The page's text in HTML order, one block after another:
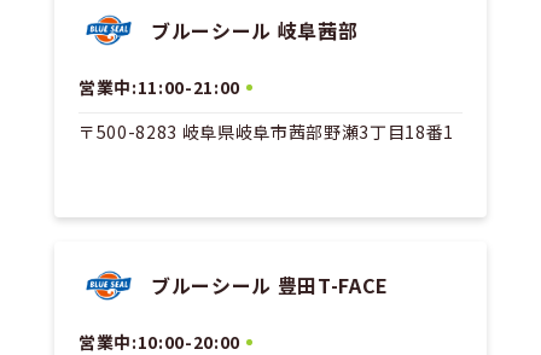
ブルーシール 岐阜茜部
営業中:11:00-21:00
〒500-8283 岐阜県岐阜市茜部野瀬3丁目18番1
ブルーシール 豊田T-FACE
営業中:10:00-20:00